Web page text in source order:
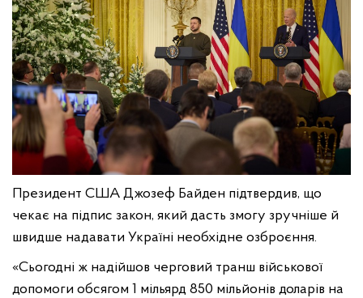
Президент США Джозеф Байден підтвердив, що
чекає на підпис закон, який дасть змогу зручніше й
швидше надавати Україні необхідне озброєння.
«Сьогодні ж надійшов черговий транш військової
допомоги обсягом 1 мільярд 850 мільйонів доларів на